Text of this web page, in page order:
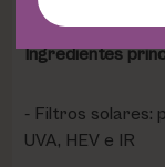
Ingredientes
Filtros solares:
UVA, HEV e IR